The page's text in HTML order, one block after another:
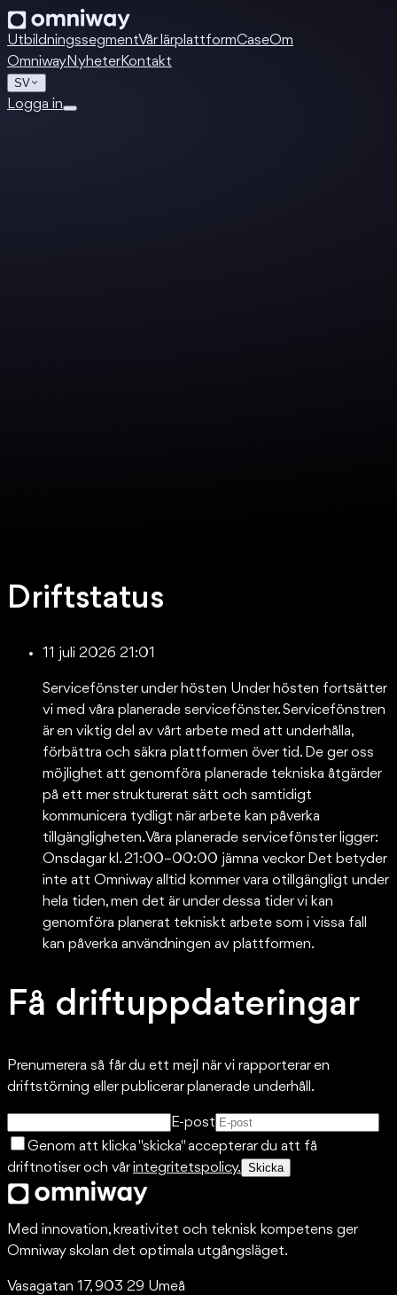
UtbildningssegmentVår lärplattformCaseOm
OmniwayNyheterKontakt
SV
Logga in
Driftstatus
11 juli 2026 21:01
Servicefönster under hösten Under hösten fortsätter
vi med våra planerade servicefönster. Servicefönstren
är en viktig del av vårt arbete med att underhålla,
förbättra och säkra plattformen över tid. De ger oss
möjlighet att genomföra planerade tekniska åtgärder
på ett mer strukturerat sätt och samtidigt
kommunicera tydligt när arbete kan påverka
tillgängligheten. Våra planerade servicefönster ligger:
Onsdagar kl. 21:00–00:00 jämna veckor Det betyder
inte att Omniway alltid kommer vara otillgängligt under
hela tiden, men det är under dessa tider vi kan
genomföra planerat tekniskt arbete som i vissa fall
kan påverka användningen av plattformen.
Få driftuppdateringar
Prenumerera så får du ett mejl när vi rapporterar en
driftstörning eller publicerar planerade underhåll.
E-post
Genom att klicka "skicka" accepterar du att få
driftnotiser och vårintegritetspolicy. Skicka
Med innovation, kreativitet och teknisk kompetens ger
Omniway skolan det optimala utgångsläget.
Vasagatan 17, 903 29 Umeå